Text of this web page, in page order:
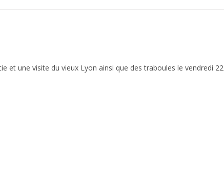
et une visite du vieux Lyon ainsi que des traboules le vendredi 22